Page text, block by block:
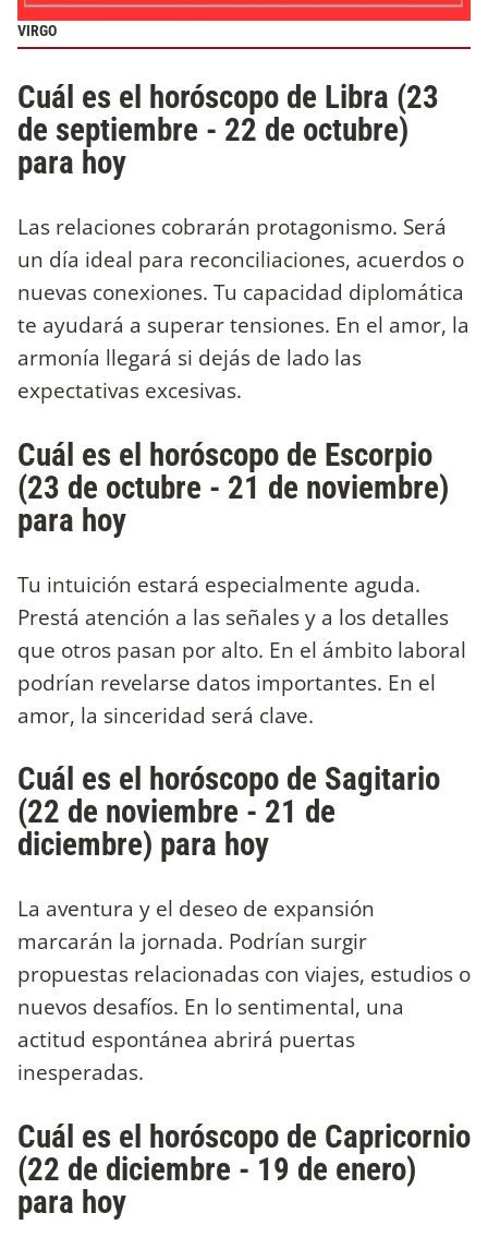
VIRGO
Cuál es el horóscopo de Libra (23
de septiembre - 22 de octubre)
para hoy
Las relaciones cobrarán protagonismo. Será
un día ideal para reconciliaciones, acuerdos o
nuevas conexiones. Tu capacidad diplomática
te ayudará a superar tensiones. En el amor, la
armonía llegará si dejás de lado las
expectativas excesivas.
Cuál es el horóscopo de Escorpio
(23 de octubre - 21 de noviembre)
para hoy
Tu intuición estará especialmente aguda.
Prestá atención a las señales y a los detalles
que otros pasan por alto. En el ámbito laboral
podrían revelarse datos importantes. En el
amor, la sinceridad será clave.
Cuál es el horóscopo de Sagitario
(22 de noviembre - 21 de
diciembre) para hoy
La aventura y el deseo de expansión
marcarán la jornada. Podrían surgir
propuestas relacionadas con viajes, estudios o
nuevos desafíos. En lo sentimental, una
actitud espontánea abrirá puertas
inesperadas.
Cuál es el horóscopo de Capricornio
(22 de diciembre - 19 de enero)
para hoy